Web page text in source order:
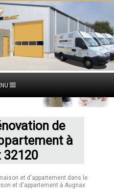
de
à
32120
et d'appartement dans le
et d'appartement à Augnax